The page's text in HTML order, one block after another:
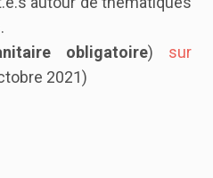
obligatoire) sur
2021)